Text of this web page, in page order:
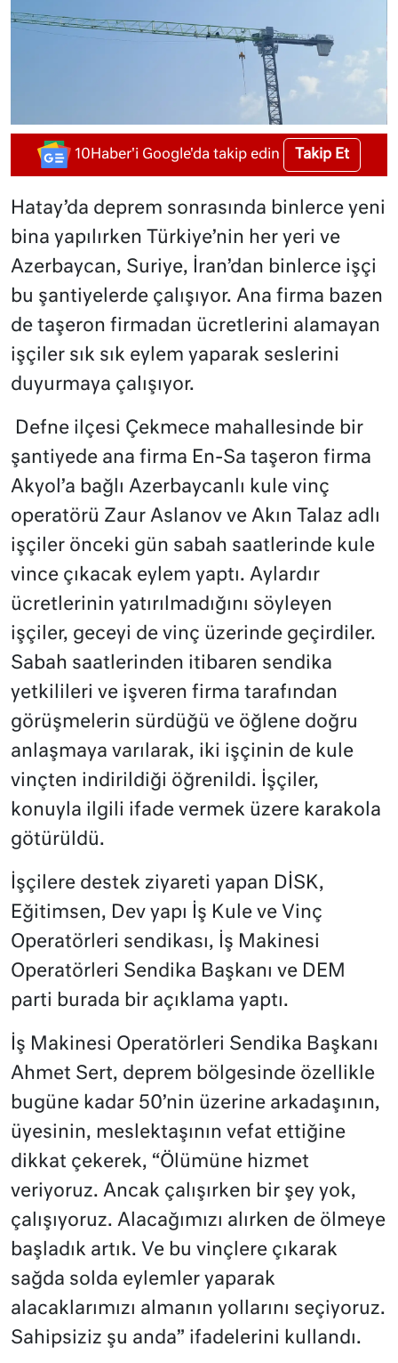
10Haber'i Google'da takip edin Takip Et
Hatay’da deprem sonrasında binlerce yeni
bina yapılırken Türkiye’nin her yeri ve
Azerbaycan, Suriye, İran’dan binlerce işçi
bu şantiyelerde çalışıyor. Ana firma bazen
de taşeron firmadan ücretlerini alamayan
işçiler sık sık eylem yaparak seslerini
duyurmaya çalışıyor.
Defne ilçesi Çekmece mahallesinde bir
şantiyede ana firma En-Sa taşeron firma
Akyol’a bağlı Azerbaycanlı kule vinç
operatörü Zaur Aslanov ve Akın Talaz adlı
işçiler önceki gün sabah saatlerinde kule
vince çıkacak eylem yaptı. Aylardır
ücretlerinin yatırılmadığını söyleyen
işçiler, geceyi de vinç üzerinde geçirdiler.
Sabah saatlerinden itibaren sendika
yetkilileri ve işveren firma tarafından
görüşmelerin sürdüğü ve öğlene doğru
anlaşmaya varılarak, iki işçinin de kule
vinçten indirildiği öğrenildi. İşçiler,
konuyla ilgili ifade vermek üzere karakola
götürüldü.
İşçilere destek ziyareti yapan DİSK,
Eğitimsen, Dev yapı İş Kule ve Vinç
Operatörleri sendikası, İş Makinesi
Operatörleri Sendika Başkanı ve DEM
parti burada bir açıklama yaptı.
İş Makinesi Operatörleri Sendika Başkanı
Ahmet Sert, deprem bölgesinde özellikle
bugüne kadar 50’nin üzerine arkadaşının,
üyesinin, meslektaşının vefat ettiğine
dikkat çekerek, “Ölümüne hizmet
veriyoruz. Ancak çalışırken bir şey yok,
çalışıyoruz. Alacağımızı alırken de ölmeye
başladık artık. Ve bu vinçlere çıkarak
sağda solda eylemler yaparak
alacaklarımızı almanın yollarını seçiyoruz.
Sahipsiziz şu anda” ifadelerini kullandı.